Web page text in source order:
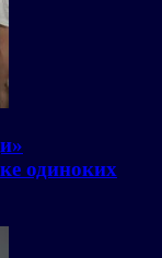
одиноких